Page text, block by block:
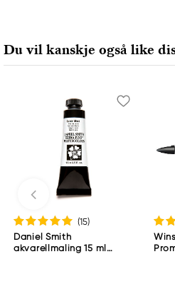
Du vil kanskje også like
(15)
Daniel Smith
akvarellmaling 15 ml